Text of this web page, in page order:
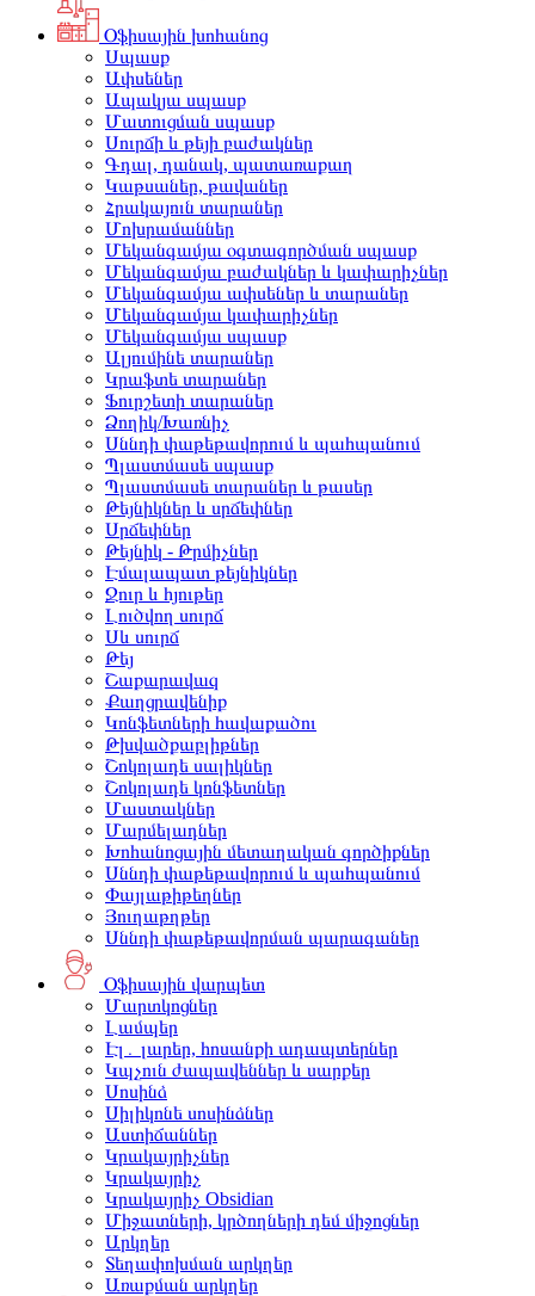
Օֆիսային խոհանոց
Սպասք
Ափսեներ
Ապակյա սպասք
Մատուցման սպասք
Սուրճի և թեյի բաժակներ
Գդալ, դանակ, պատառաքաղ
Կաթսաներ, թավաներ
Հրակայուն տարաներ
Մոխրամաններ
Մեկանգամյա օգտագործման սպասք
Մեկանգամյա բաժակներ և կափարիչներ
Մեկանգամյա ափսեներ և տարաներ
Մեկանգամյա կափարիչներ
Մեկանգամյա սպասք
Ալյումինե տարաներ
Կրաֆտե տարաներ
Ֆուրշետի տարաներ
Ձողիկ/Խառնիչ
Սննդի փաթեթավորում և պահպանում
Պլաստմասե սպասք
Պլաստմասե տարաներ և թասեր
Թեյնիկներ և սրճեփներ
Սրճեփներ
Թեյնիկ - Թրմիչներ
Էմալապատ թեյնիկներ
Ջուր և հյութեր
Լուծվող սուրճ
Սև սուրճ
Թեյ
Շաքարավազ
Քաղցրավենիք
Կոնֆետների հավաքածու
Թխվածքաբլիթներ
Շոկոլադե սալիկներ
Շոկոլադե կոնֆետներ
Մաստակներ
Մարմելադներ
Խոհանոցային մետաղական գործիքներ
Սննդի փաթեթավորում և պահպանում
Փայլաթիթեղներ
Յուղաթղթեր
Սննդի փաթեթավորման պարագաներ
Օֆիսային վարպետ
Մարտկոցներ
Լամպեր
Էլ․ լարեր, հոսանքի ադապտերներ
Կպչուն ժապավեններ և սարքեր
Սոսինձ
Սիլիկոնե սոսինձներ
Աստիճաններ
Կրակայրիչներ
Կրակայրիչ
Կրակայրիչ Obsidian
Միջատների, կրծողների դեմ միջոցներ
Արկղեր
Տեղափոխման արկղեր
Առաքման արկղեր